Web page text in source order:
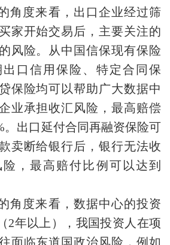
角度来看，出口企业经过筛
家开始交易后，主要关注的
风险。从中国信保现有保险
口信用保险、特定合同保
保险均可以帮助广大数据中
业承担收汇风险，最高赔偿
。出口延付合同再融资保险可
卖断给银行后，银行无法收
，最高赔付比例可以达到
角度来看，数据中心的投资
2年以上），我国投资人在项
面临东道国政治风险，例如